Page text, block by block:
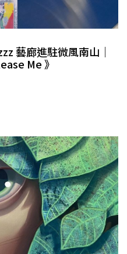
藝廊進駐微風南山｜
Me 》